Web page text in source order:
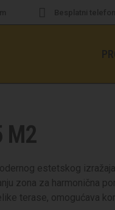
M2
estetskog
zona za harmonična
terase, omogućava